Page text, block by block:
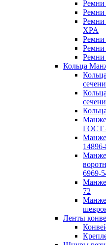
Ремни
Ремни
Ремни
XPA
Ремни
Ремни
Ремни
Кольца
ГОСТ
6969-
72
Ленты